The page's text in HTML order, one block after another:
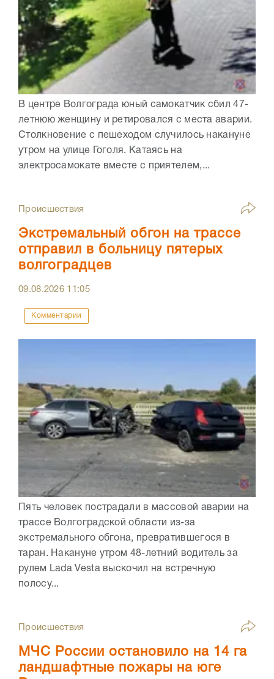
В центре Волгограда юный самокатчик сбил 47-
летнюю женщину и ретировался с места аварии.
Столкновение с пешеходом случилось накануне
утром на улице Гоголя. Катаясь на
электросамокате вместе с приятелем,...
Происшествия
Экстремальный обгон на трассе
отправил в больницу пятерых
волгоградцев
09.08.2026 11:05
Комментарии
Пять человек пострадали в массовой аварии на
трассе Волгоградской области из-за
экстремального обгона, превратившегося в
таран. Накануне утром 48-летний водитель за
рулем Lada Vesta выскочил на встречную
полосу...
Происшествия
МЧС России остановило на 14 га
ландшафтные пожары на юге